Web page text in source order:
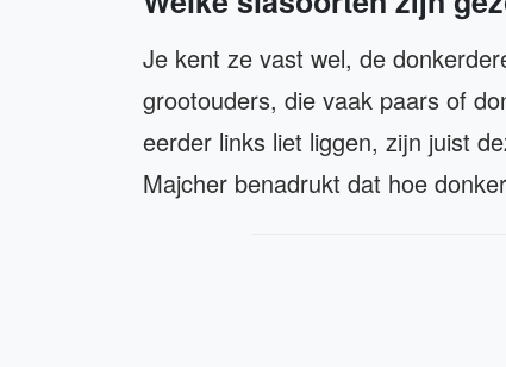
Je kent ze vast wel, de
grootouders, die vaak paars of
eerder links liet liggen, zijn juist
Majcher benadrukt dat hoe